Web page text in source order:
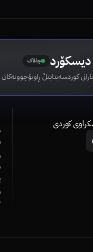
دیسکۆرد چالاک
کوردسەبتایتڵ
کوردی